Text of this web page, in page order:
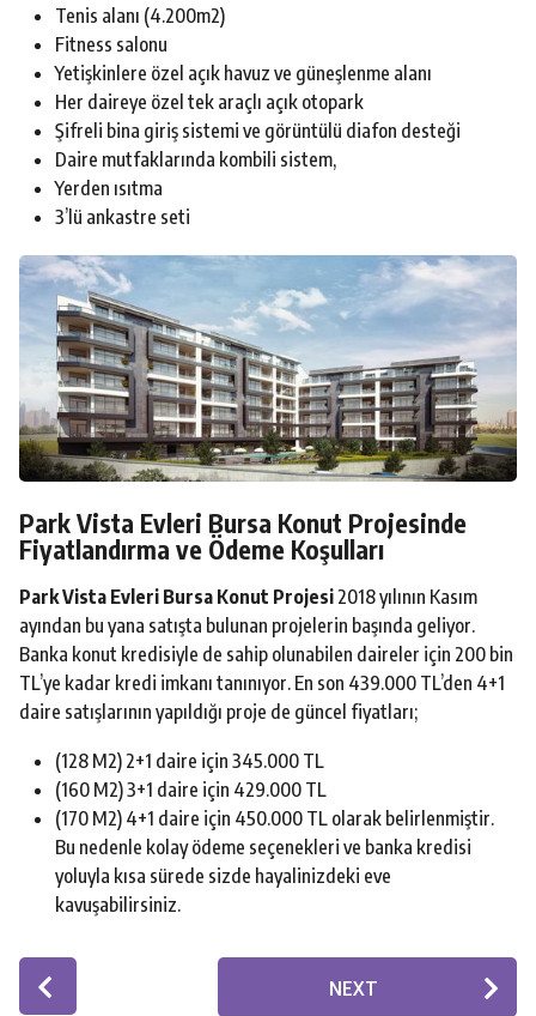
Tenis alanı (4.200m2)
Fitness salonu
Yetişkinlere özel açık havuz ve güneşlenme alanı
Her daireye özel tek araçlı açık otopark
Şifreli bina giriş sistemi ve görüntülü diafon desteği
Daire mutfaklarında kombili sistem,
Yerden ısıtma
3’lü ankastre seti
Park Vista Evleri Bursa Konut Projesinde
Fiyatlandırma ve Ödeme Koşulları
Park Vista Evleri Bursa Konut Projesi 2018 yılının Kasım
ayından bu yana satışta bulunan projelerin başında geliyor.
Banka konut kredisiyle de sahip olunabilen daireler için 200 bin
TL’ye kadar kredi imkanı tanınıyor. En son 439.000 TL’den 4+1
daire satışlarının yapıldığı proje de güncel fiyatları;
(128 M2) 2+1 daire için 345.000 TL
(160 M2) 3+1 daire için 429.000 TL
(170 M2) 4+1 daire için 450.000 TL olarak belirlenmiştir.
Bu nedenle kolay ödeme seçenekleri ve banka kredisi
yoluyla kısa sürede sizde hayalinizdeki eve
kavuşabilirsiniz.
P
o
NEXT